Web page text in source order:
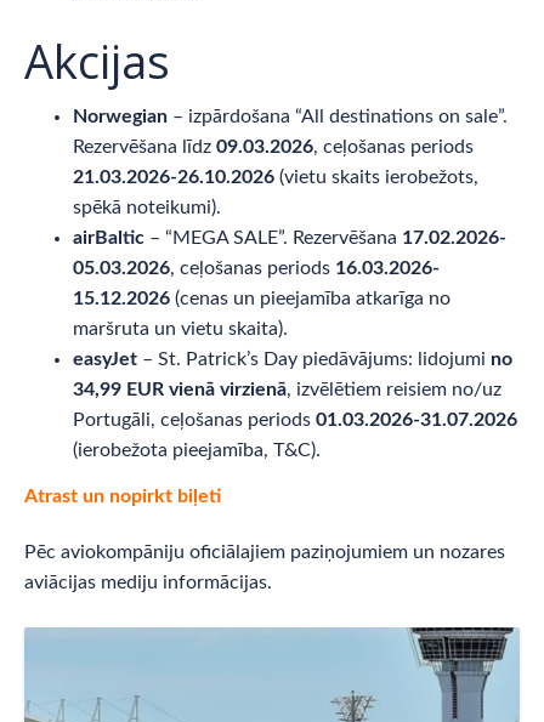
Akcijas
Norwegian – izpārdošana “All destinations on sale”.
Rezervēšana līdz 09.03.2026, ceļošanas periods
21.03.2026-26.10.2026 (vietu skaits ierobežots,
spēkā noteikumi).
airBaltic – “MEGA SALE”. Rezervēšana 17.02.2026-
05.03.2026, ceļošanas periods 16.03.2026-
15.12.2026 (cenas un pieejamība atkarīga no
maršruta un vietu skaita).
easyJet – St. Patrick’s Day piedāvājums: lidojumi no
34,99 EUR vienā virzienā, izvēlētiem reisiem no/uz
Portugāli, ceļošanas periods 01.03.2026-31.07.2026
(ierobežota pieejamība, T&C).
Atrast un nopirkt biļeti
Pēc aviokompāniju oficiālajiem paziņojumiem un nozares
aviācijas mediju informācijas.